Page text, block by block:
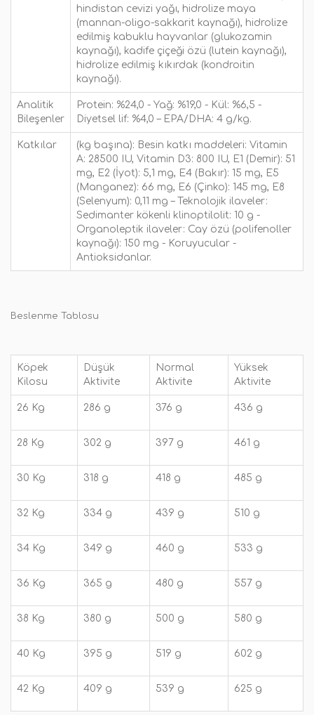
hindistan cevizi yağı, hidrolize maya
(mannan-oligo-sakkarit kaynağı), hidrolize
edilmiş kabuklu hayvanlar (glukozamin
kaynağı), kadife çiçeği özü (lutein kaynağı),
hidrolize edilmiş kıkırdak (kondroitin
kaynağı).
Analitik
Bileşenler
Protein: %24,0 - Yağ: %19,0 - Kül: %6,5 -
Diyetsel lif: %4,0 – EPA/DHA: 4 g/kg.
Katkılar
(kg başına): Besin katkı maddeleri: Vitamin
A: 28500 IU, Vitamin D3: 800 IU, E1 (Demir): 51
mg, E2 (İyot): 5,1 mg, E4 (Bakır): 15 mg, E5
(Manganez): 66 mg, E6 (Çinko): 145 mg, E8
(Selenyum): 0,11 mg – Teknolojik ilaveler:
Sedimanter kökenli klinoptilolit: 10 g -
Organoleptik ilaveler: Cay özü (polifenoller
kaynağı): 150 mg - Koruyucular -
Antioksidanlar.
Beslenme Tablosu
Köpek
Kilosu
Düşük
Aktivite
Normal
Aktivite
Yüksek
Aktivite
26 Kg 286 g 376 g 436 g
28 Kg 302 g 397 g 461 g
30 Kg 318 g 418 g 485 g
32 Kg 334 g 439 g 510 g
34 Kg 349 g 460 g 533 g
36 Kg 365 g 480 g 557 g
38 Kg 380 g 500 g 580 g
40 Kg 395 g 519 g 602 g
42 Kg 409 g 539 g 625 g